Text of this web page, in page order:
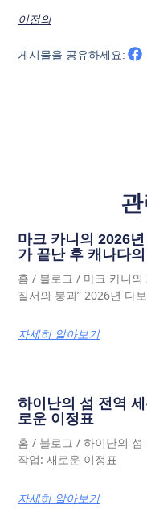
이전의
게시물을 공유하세요:
마크 카니의 2026
가 끝난 후 캐나다
홈 / 블로그 / 마크 카니의
질서의 붕괴” 2026년 다
자세히 알아보기
하이난의 섬 전역
로운 이정표
홈 / 블로그 / 하이난의
작업: 새로운 이정표
자세히 알아보기